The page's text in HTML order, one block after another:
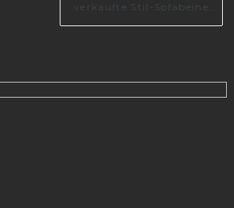
verkaufte Stil-Sofabeine